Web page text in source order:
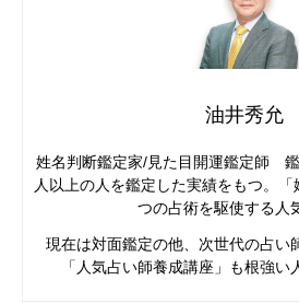
油井秀允
姓名判断鑑定家/見た目開運鑑定師
人以上の人を鑑定した実績をもつ。
つの占術を駆使する人
現在は対面鑑定の他、次世代の占い
「人気占い師養成講座」も根強い